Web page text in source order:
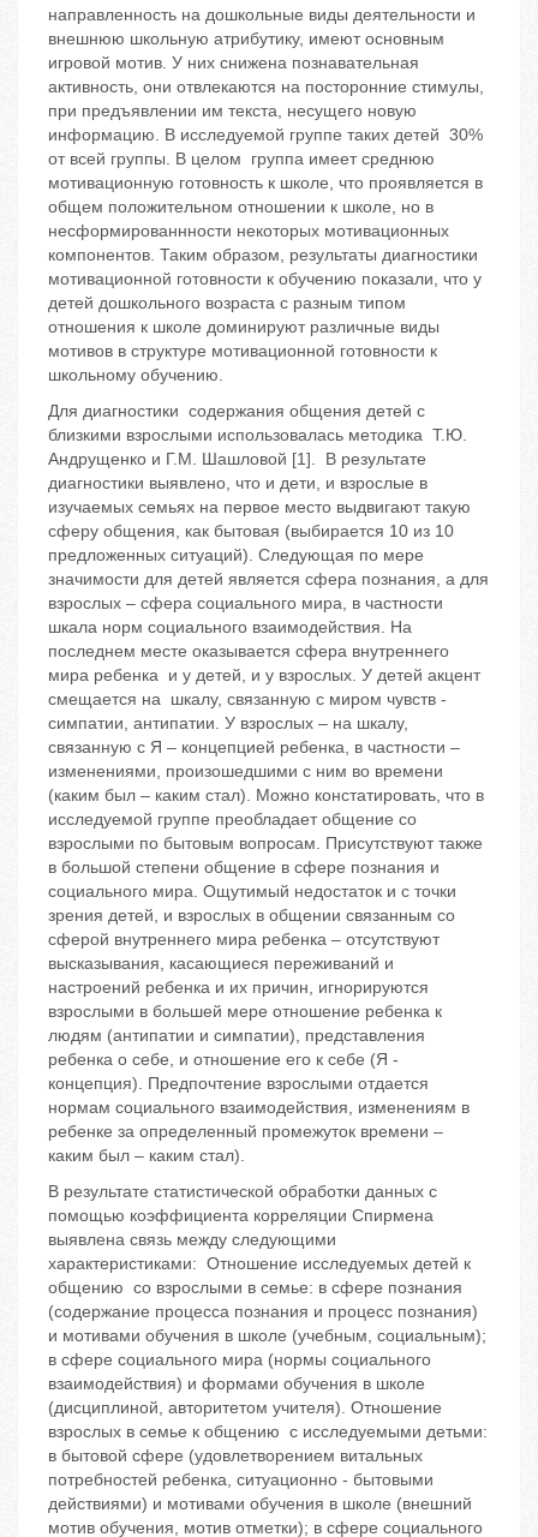
направленность на дошкольные виды деятельности и
внешнюю школьную атрибутику, имеют основным
игровой мотив. У них снижена познавательная
активность, они отвлекаются на посторонние стимулы,
при предъявлении им текста, несущего новую
информацию. В исследуемой группе таких детей 30%
от всей группы. В целом группа имеет среднюю
мотивационную готовность к школе, что проявляется в
общем положительном отношении к школе, но в
несформированнности некоторых мотивационных
компонентов. Таким образом, результаты диагностики
мотивационной готовности к обучению показали, что у
детей дошкольного возраста с разным типом
отношения к школе доминируют различные виды
мотивов в структуре мотивационной готовности к
школьному обучению.
Для диагностики содержания общения детей с
близкими взрослыми использовалась методика Т.Ю.
Андрущенко и Г.М. Шашловой [1]. В результате
диагностики выявлено, что и дети, и взрослые в
изучаемых семьях на первое место выдвигают такую
сферу общения, как бытовая (выбирается 10 из 10
предложенных ситуаций). Следующая по мере
значимости для детей является сфера познания, а для
взрослых – сфера социального мира, в частности
шкала норм социального взаимодействия. На
последнем месте оказывается сфера внутреннего
мира ребенка и у детей, и у взрослых. У детей акцент
смещается на шкалу, связанную с миром чувств -
симпатии, антипатии. У взрослых – на шкалу,
связанную с Я – концепцией ребенка, в частности –
изменениями, произошедшими с ним во времени
(каким был – каким стал). Можно констатировать, что в
исследуемой группе преобладает общение со
взрослыми по бытовым вопросам. Присутствуют также
в большой степени общение в сфере познания и
социального мира. Ощутимый недостаток и с точки
зрения детей, и взрослых в общении связанным со
сферой внутреннего мира ребенка – отсутствуют
высказывания, касающиеся переживаний и
настроений ребенка и их причин, игнорируются
взрослыми в большей мере отношение ребенка к
людям (антипатии и симпатии), представления
ребенка о себе, и отношение его к себе (Я -
концепция). Предпочтение взрослыми отдается
нормам социального взаимодействия, изменениям в
ребенке за определенный промежуток времени –
каким был – каким стал).
В результате статистической обработки данных с
помощью коэффициента корреляции Спирмена
выявлена связь между следующими
характеристиками: Отношение исследуемых детей к
общению со взрослыми в семье: в сфере познания
(содержание процесса познания и процесс познания)
и мотивами обучения в школе (учебным, социальным);
в сфере социального мира (нормы социального
взаимодействия) и формами обучения в школе
(дисциплиной, авторитетом учителя). Отношение
взрослых в семье к общению с исследуемыми детьми:
в бытовой сфере (удовлетворением витальных
потребностей ребенка, ситуационно - бытовыми
действиями) и мотивами обучения в школе (внешний
мотив обучения, мотив отметки); в сфере социального